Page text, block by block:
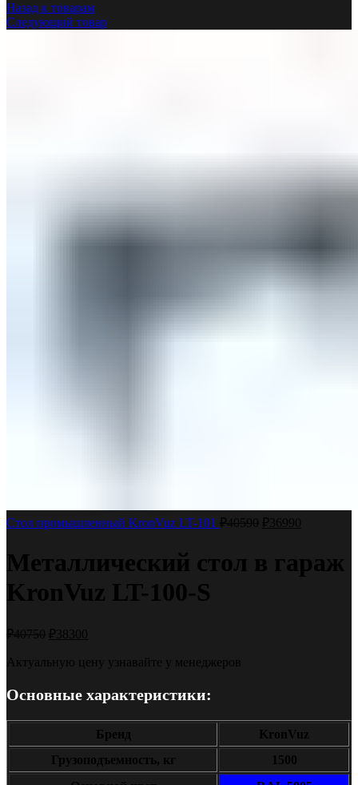
Назад к товарам
Следующий товар
Стол промышленный KronVuz LT-101 ₽40590 ₽ 36990
Металлический стол в гараж
KronVuz LT-100-S
₽40750 ₽ 38300
Актуальную цену узнавайте у менеджеров
Основные характеристики:
Бренд
KronVuz
Грузоподъемность, кг
1500